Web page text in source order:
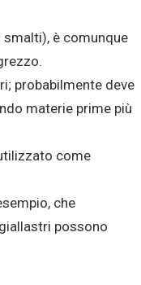
è comunque
probabilmente deve
materie prime più
come
che
possono